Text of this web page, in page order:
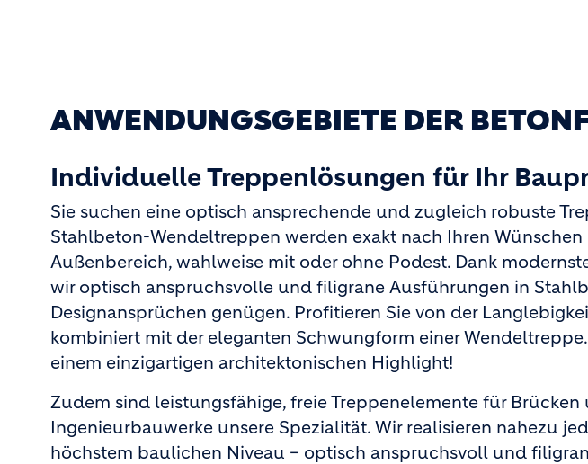
ANWENDUNGSGEBIETE DER
Individuelle Treppenlösungen für Ihr
Sie suchen eine optisch ansprechende und zugleich robuste
Stahlbeton-Wendeltreppen werden exakt nach Ihren
Außenbereich, wahlweise mit oder ohne Podest. Dank
wir optisch anspruchsvolle und filigrane Ausführungen in
Designansprüchen genügen. Profitieren Sie von der
kombiniert mit der eleganten Schwungform einer
einem einzigartigen architektonischen Highlight!
Zudem sind leistungsfähige, freie Treppenelemente für
Ingenieurbauwerke unsere Spezialität. Wir realisieren nahezu
höchstem baulichen Niveau – optisch anspruchsvoll und